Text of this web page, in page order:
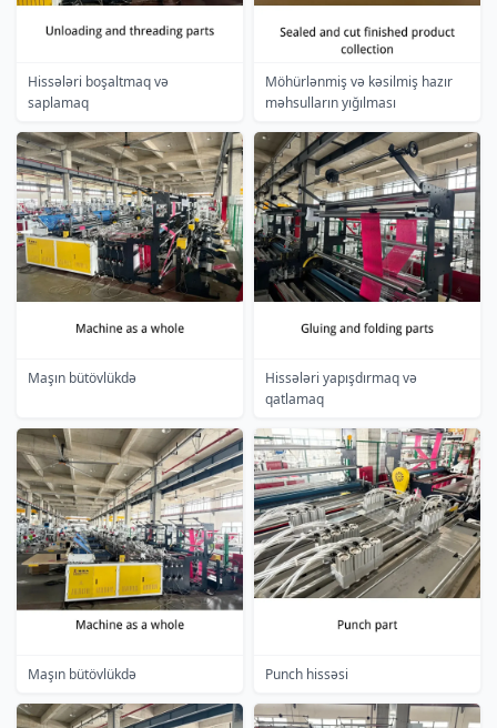
Hissələri boşaltmaq və
saplamaq
Möhürlənmiş və kəsilmiş hazır
məhsulların yığılması
Maşın bütövlükdə
Hissələri yapışdırmaq və
qatlamaq
Maşın bütövlükdə Punch hissəsi